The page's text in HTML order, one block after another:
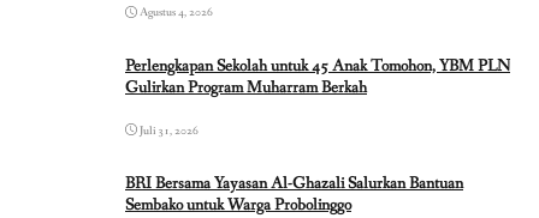
Agustus 4, 2026
Perlengkapan Sekolah untuk 45 Anak Tomohon, YBM PLN
Gulirkan Program Muharram Berkah
Juli 31, 2026
BRI Bersama Yayasan Al-Ghazali Salurkan Bantuan
Sembako untuk Warga Probolinggo